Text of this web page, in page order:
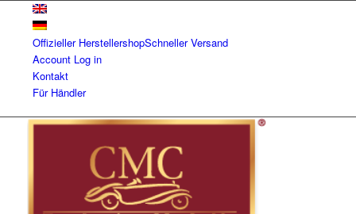
Offizieller HerstellershopSchneller Versand
Account Log in
Kontakt
Für Händler